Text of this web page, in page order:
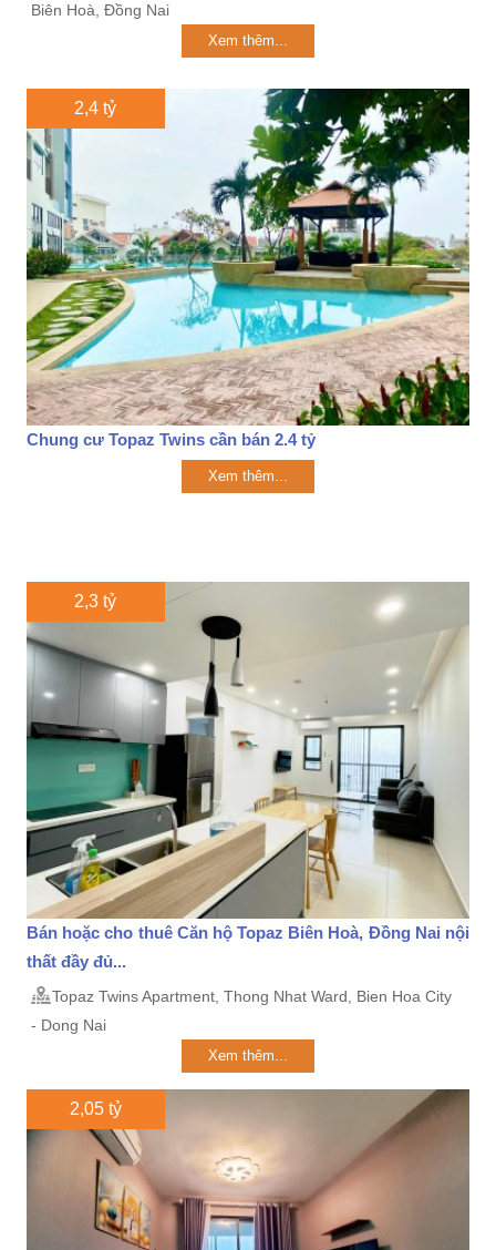
Biên Hoà, Đồng Nai
Xem thêm...
2,4 tỷ
Chung cư Topaz Twins cần bán 2.4 tỷ
Xem thêm...
2,3 tỷ
Bán hoặc cho thuê Căn hộ Topaz Biên Hoà, Đồng Nai nội
thất đầy đủ...
Topaz Twins Apartment, Thong Nhat Ward, Bien Hoa City
- Dong Nai
Xem thêm...
2,05 tỷ